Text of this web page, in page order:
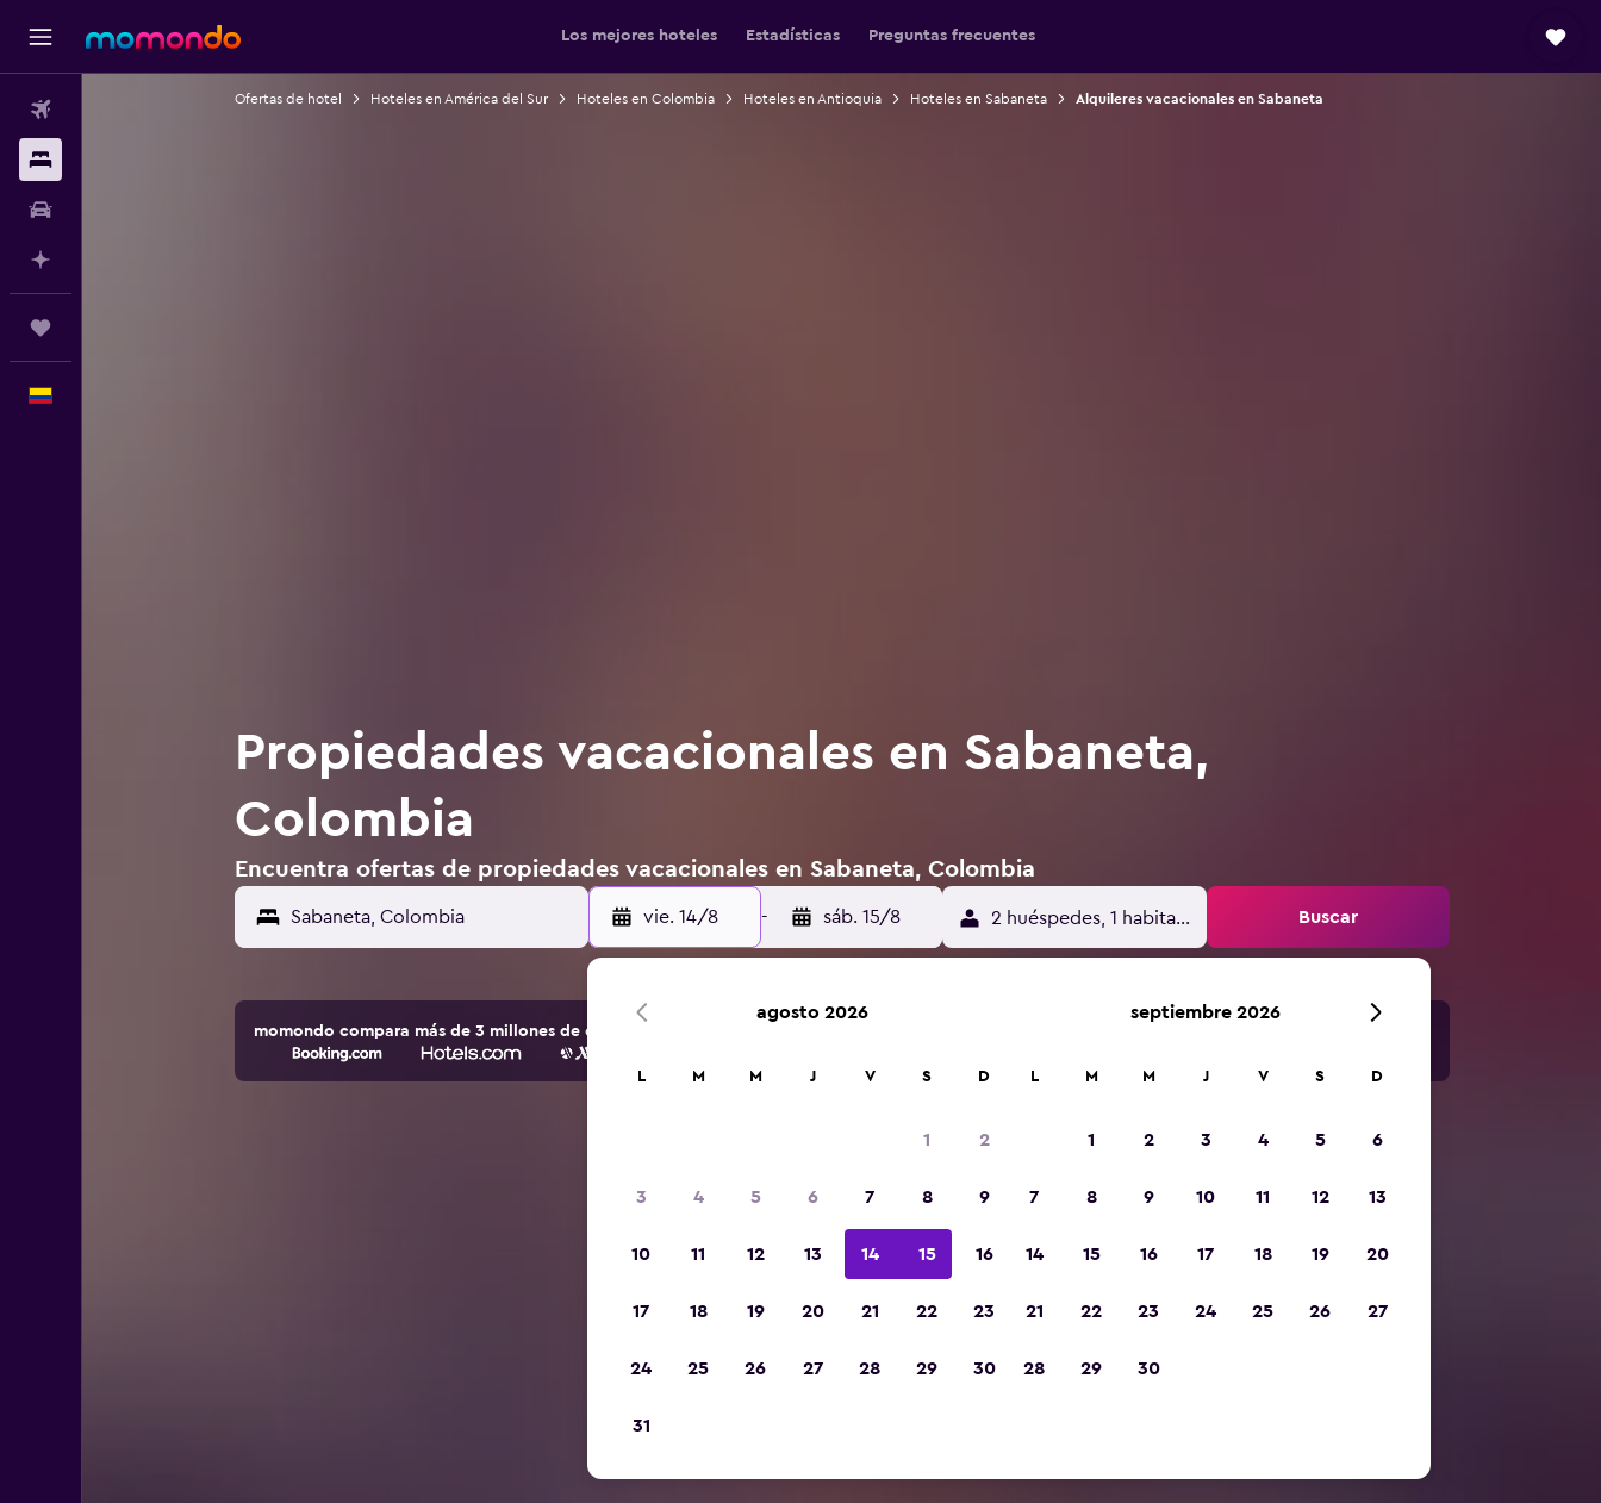
Los mejores hoteles Estadísticas Preguntas frecuentes
Ofertas de hotel Hoteles en América del Sur Hoteles en Colombia Hoteles en Antioquia Hoteles en Sabaneta Alquileres vacacionales en Sabaneta
Propiedades vacacionales en Sabaneta,
Colombia
Encuentra ofertas de propiedades vacacionales en Sabaneta, Colombia
vie. 14/8 - sáb. 15/8 2 huéspedes, 1 habitación Buscar
momondo compara más de 3 millones de opciones de hoteles y alojamientos.
agosto 2026
L M M J V S D
1 2
3 4 5 6 7 8 9
10 11 12 13 14 15 16
17 18 19 20 21 22 23
24 25 26 27 28 29 30
31
septiembre 2026
L M M J V S D
1 2 3 4 5 6
7 8 9 10 11 12 13
14 15 16 17 18 19 20
21 22 23 24 25 26 27
28 29 30